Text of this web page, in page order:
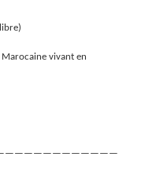
Marocaine vivant en